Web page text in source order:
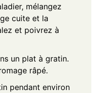
mélangez
cuite et la
et poivrez à
un plat à gratin.
râpé.
pendant environ